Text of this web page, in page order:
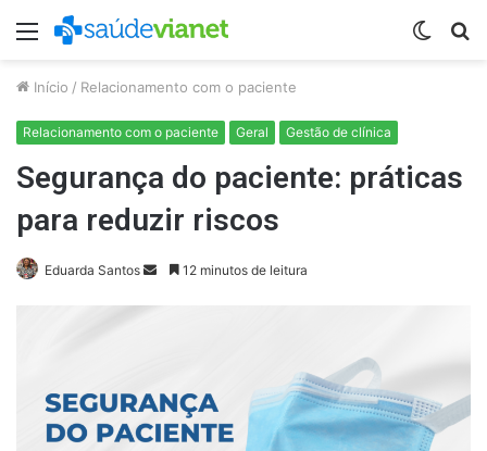
Menu
Switch
Início / Relacionamento com o paciente
Relacionamento com o paciente Geral Gestão de clínica
Segurança do paciente: práticas
para reduzir riscos
Eduarda Santos
Mande12 minutos de leitura